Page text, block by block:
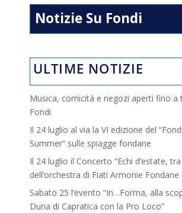
Notizie Su Fondi
ULTIME NOTIZIE
Musica, comicità e negozi aperti fino a
Fondi
Il 24 luglio al via la VI edizione del
Summer” sulle spiagge fondane
Il 24 luglio il Concerto “Echi d’estate,
dell’orchestra di Fiati Armonie Fondane
Sabato 25 l’evento “In…Forma, alla
Duna di Capratica con la Pro Loco”